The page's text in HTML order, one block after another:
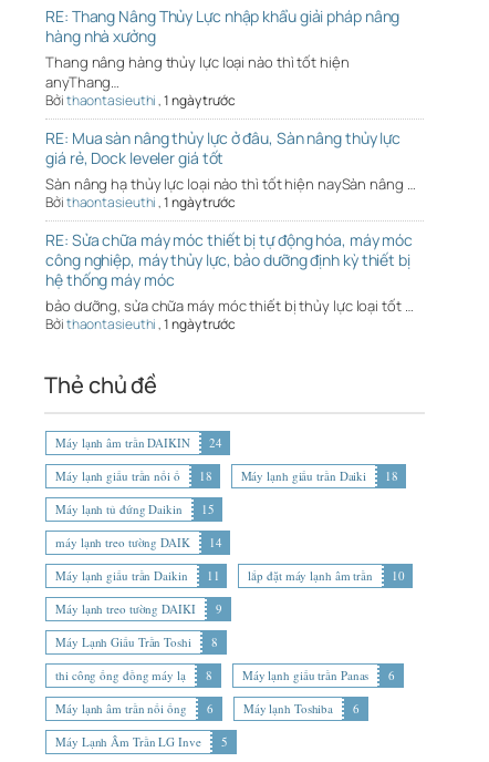
RE: Thang Nâng Thủy Lực nhập khẩu giải pháp nâng
hàng nhà xưởng
Thang nâng hàng thủy lực loại nào thì tốt hiện
anyThang…
Bởithaontasieuthi,1 ngày trước
RE: Mua sàn nâng thủy lực ở đâu, Sàn nâng thủy lực
giá rẻ, Dock leveler giá tốt
Sàn nâng hạ thủy lực loại nào thì tốt hiện naySàn nâng …
Bởithaontasieuthi,1 ngày trước
RE: Sửa chữa máy móc thiết bị tự động hóa, máy móc
công nghiệp, máy thủy lực, bảo dưỡng định kỳ thiết bị
hệ thống máy móc
bảo dưỡng, sửa chữa máy móc thiết bị thủy lực loại tốt …
Bởithaontasieuthi,1 ngày trước
Thẻ chủ đề
Máy lạnh âm trần DAIKIN
24
Máy lạnh giấu trần nối ố
18 Máy lạnh giấu trần Daiki
18
Máy lạnh tủ đứng Daikin
15
máy lạnh treo tường DAIK
14
Máy lạnh giấu trần Daikin
11 lắp đặt máy lạnh âm trần
10
Máy lạnh treo tường DAIKI
9
Máy Lạnh Giấu Trần Toshi
8
thi công ống đồng máy lạ
8 Máy lạnh giấu trần Panas
6
Máy lạnh âm trần nối ống
6 Máy lạnh Toshiba
6
Máy Lạnh Âm Trần LG Inve
5